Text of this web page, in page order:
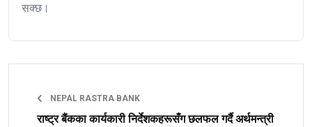
सक्छ।
NEPAL RASTRA BANK
राष्ट्र बैंकका कार्यकारी निर्देशकहरूसँग छलफल गर्दै अर्थमन्त्री